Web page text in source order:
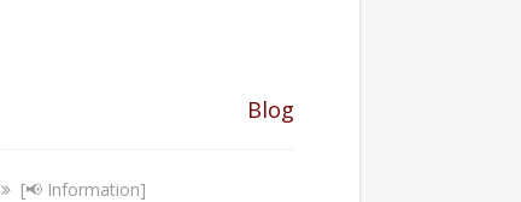
Blog
[📢 Information]